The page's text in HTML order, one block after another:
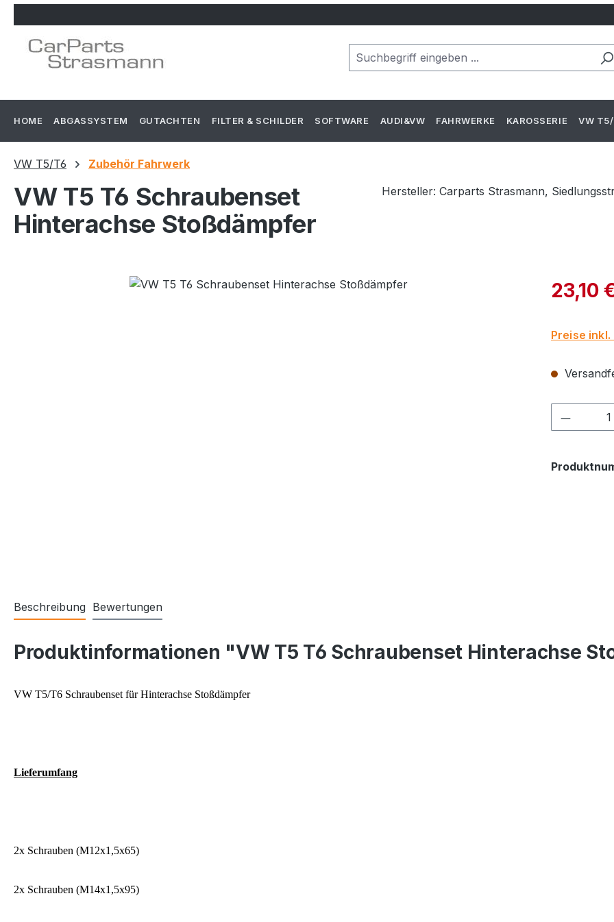
HOME ABGASSYSTEM GUTACHTEN FILTER & SCHILDER SOFTWARE AUDI&VW FAHRWERKE KAROSSERIE VW
VW T5/T6 Zubehör Fahrwerk
VW T5 T6 Schraubenset
Hinterachse Stoßdämpfer
Hersteller: Carparts Strasmann,
Bildergalerie überspringen 23,10
Preise
Beschreibung Bewertungen
Produktinformationen "VW T5 T6 Schraubenset Hinterachse
VW T5/T6 Schraubenset für Hinterachse Stoßdämpfer
Lieferumfang
2x Schrauben (M12x1,5x65)
2x Schrauben (M14x1,5x95)